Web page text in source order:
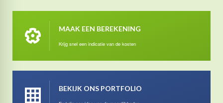
MAAK EEN BEREKENING
Krijg snel een indicatie van de kosten
BEKIJK ONS PORTFOLIO